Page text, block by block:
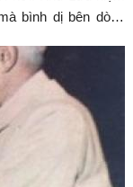
bình dị bên dòng
liêng của Bác Tôn.
vật đời thường của